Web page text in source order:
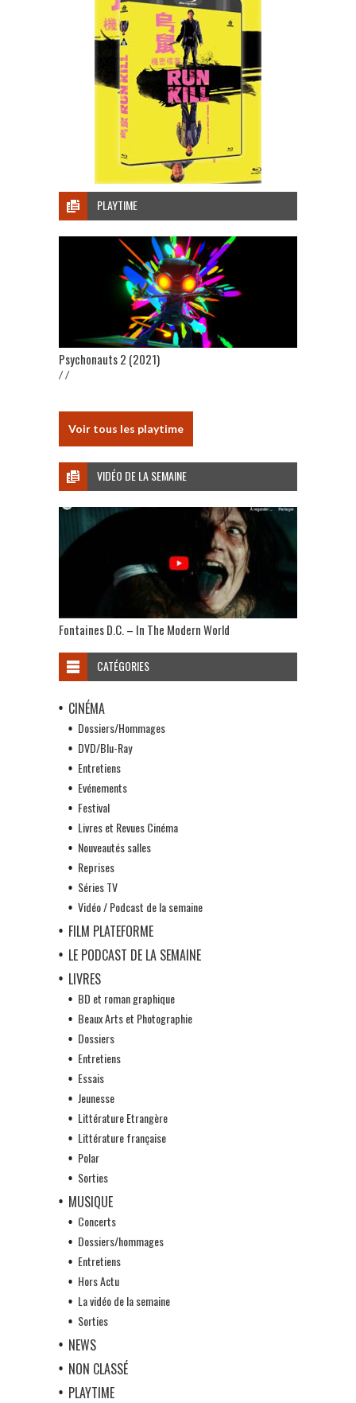
PLAYTIME
Psychonauts 2 (2021)
/ /
Voir tous les playtime
VIDÉO DE LA SEMAINE
Fontaines D.C. – In The Modern World
CATÉGORIES
CINÉMA
Dossiers/Hommages
DVD/Blu-Ray
Entretiens
Evénements
Festival
Livres et Revues Cinéma
Nouveautés salles
Reprises
Séries TV
Vidéo / Podcast de la semaine
FILM PLATEFORME
LE PODCAST DE LA SEMAINE
LIVRES
BD et roman graphique
Beaux Arts et Photographie
Dossiers
Entretiens
Essais
Jeunesse
Littérature Etrangère
Littérature française
Polar
Sorties
MUSIQUE
Concerts
Dossiers/hommages
Entretiens
Hors Actu
La vidéo de la semaine
Sorties
NEWS
NON CLASSÉ
PLAYTIME